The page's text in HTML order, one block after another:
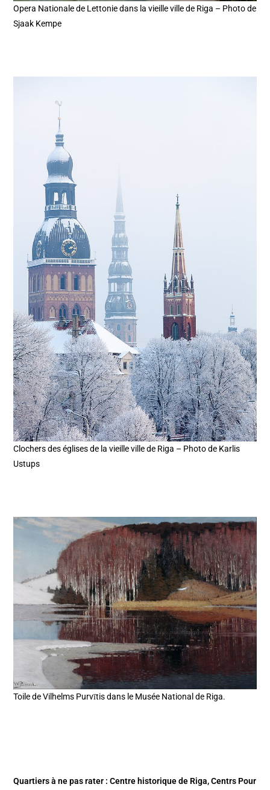
Opera Nationale de Lettonie dans la vieille ville de Riga – Photo de
Sjaak Kempe
Clochers des églises de la vieille ville de Riga – Photo de Karlis
Ustups
Toile de Vilhelms Purvītis dans le Musée National de Riga.
Quartiersà ne pas rater :Centre historique de Riga,Centrs Pour